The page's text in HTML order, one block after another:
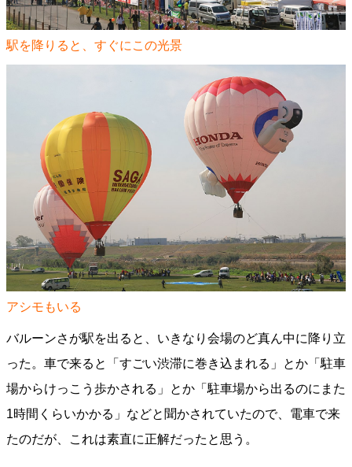
駅を降りると、すぐにこの光景
アシモもいる
バルーンさが駅を出ると、いきなり会場のど真ん中に降り立
った。車で来ると「すごい渋滞に巻き込まれる」とか「駐車
場からけっこう歩かされる」とか「駐車場から出るのにまた
1時間くらいかかる」などと聞かされていたので、電車で来
たのだが、これは素直に正解だったと思う。